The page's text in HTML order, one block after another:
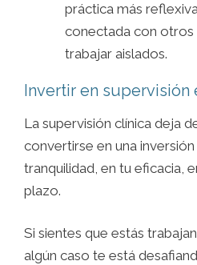
práctica más
conectada con otros
trabajar aislados.
Invertir en supervisión
La supervisión clínica deja
convertirse en una
tranquilidad, en tu eficacia,
plazo.
Si sientes que estás
algún caso te está